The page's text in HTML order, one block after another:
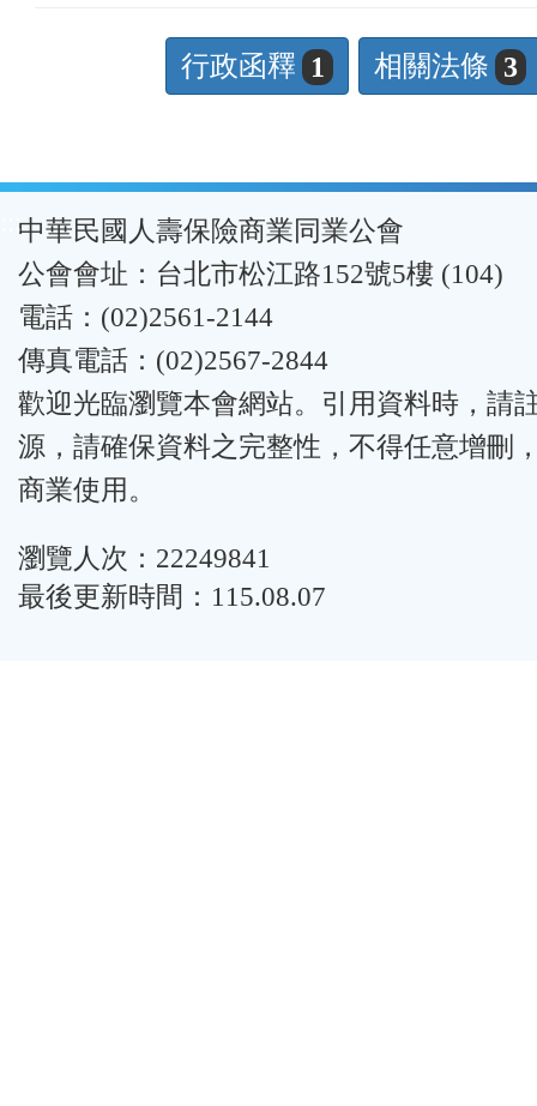
行政函釋 1 相關法條 3
:::中華民國人壽保險商業同業公會
公會會址：台北市松江路152號5樓 (104)
電話：(02)2561-2144
傳真電話：(02)2567-2844
歡迎光臨瀏覽本會網站。引用資料時，請
源，請確保資料之完整性，不得任意增刪
商業使用。
瀏覽人次：22249841
最後更新時間：115.08.07